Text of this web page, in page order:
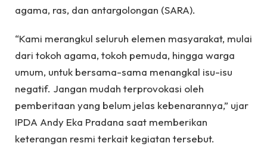
agama, ras, dan antargolongan (SARA).
“Kami merangkul seluruh elemen masyarakat, mulai
dari tokoh agama, tokoh pemuda, hingga warga
umum, untuk bersama-sama menangkal isu-isu
negatif. Jangan mudah terprovokasi oleh
pemberitaan yang belum jelas kebenarannya,” ujar
IPDA Andy Eka Pradana saat memberikan
keterangan resmi terkait kegiatan tersebut.